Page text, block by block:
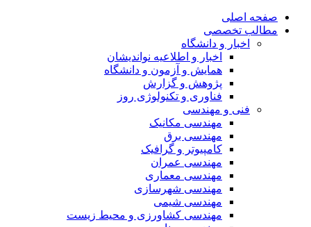
صفحه اصلی
مطالب تخصصی
اخبار و دانشگاه
اخبار و اطلاعیه نواندیشان
همایش و آزمون و دانشگاه
پژوهش و گزارش
فناوری و تکنولوژی روز
فنی و مهندسی
مهندسی مکانیک
مهندسی برق
کامپیوتر و گرافیک
مهندسی عمران
مهندسی معماری
مهندسی شهرسازی
مهندسی شیمی
مهندسی کشاورزی و محیط زیست